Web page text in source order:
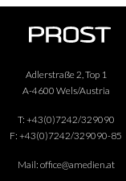
Adlerstraße 2, Top 1
A-4600 Wels/Austria
T: +43(0)7242/329090
F: +43(0)7242/329090-85
Mail: office@amedien.at